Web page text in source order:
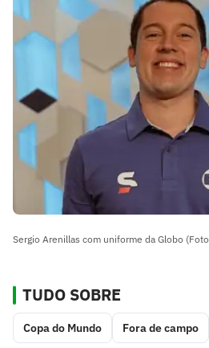
Sergio Arenillas com uniforme da Globo
TUDO SOBRE
Copa do Mundo Fora de campo